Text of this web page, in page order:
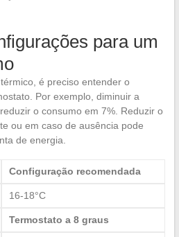
para um
é preciso entender o
Por exemplo, diminuir a
o consumo em 7%. Reduzir o
ou em caso de ausência pode
de energia.
Configuração recomendada
16-18°C
Termostato a 8 graus